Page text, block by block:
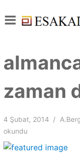
zaman
4 Şubat, 2014
okundu